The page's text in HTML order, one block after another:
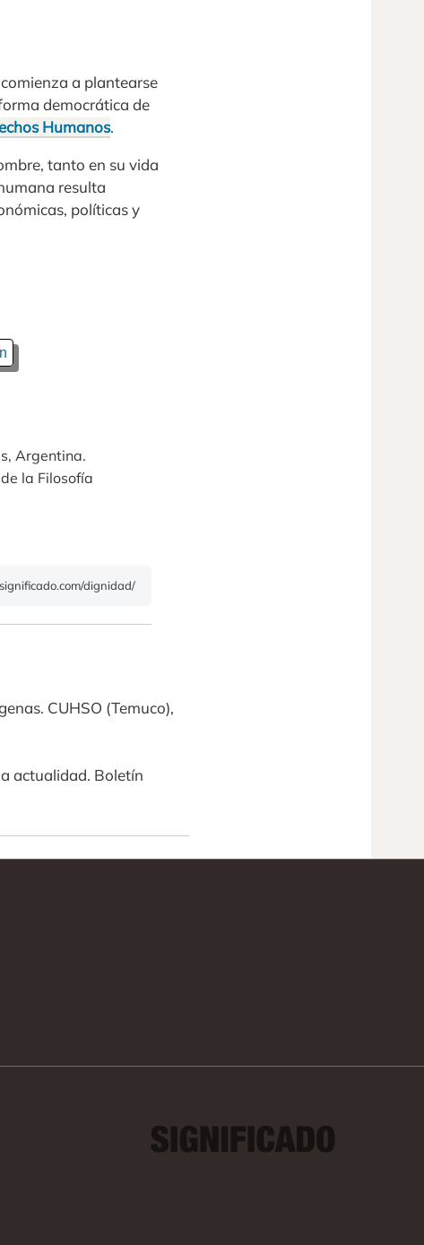
a plantearse
democrática de
Humanos.
tanto en su vida
resulta
políticas y
Argentina.
la Filosofía
dignidad/
CUHSO (Temuco),
actualidad. Boletín